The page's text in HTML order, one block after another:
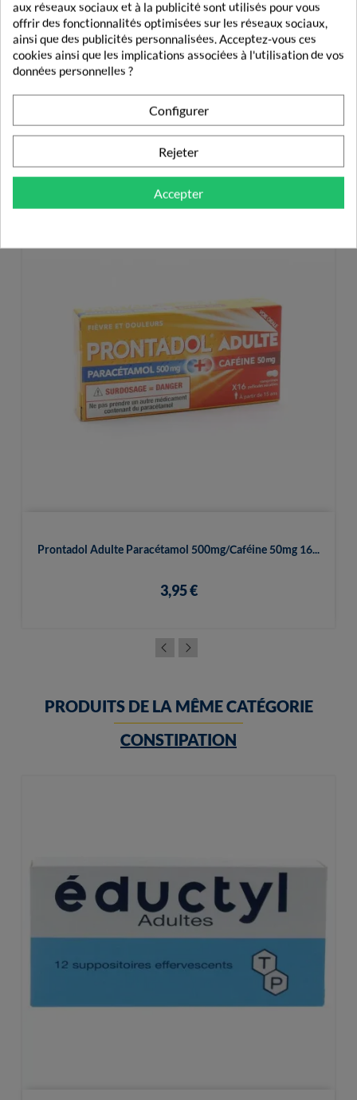
Retrouvez toutes les informations relatives à ce médicament
sur la notice ou demandez conseil à votre médecin ou à votre
pharmacien.
DE LA MEME MARQUE
IPSEN
Prontadol Adulte Paracétamol 500mg/Caféine 50mg 16...
3,95 €
PRODUITS DE LA MÊME CATÉGORIE
CONSTIPATION
aux réseaux sociaux et à la publicité sont utilisés pour vous
offrir des fonctionnalités optimisées sur les réseaux sociaux,
ainsi que des publicités personnalisées. Acceptez-vous ces
cookies ainsi que les implications associées à l'utilisation de vos
données personnelles ?
Configurer
Rejeter
Accepter